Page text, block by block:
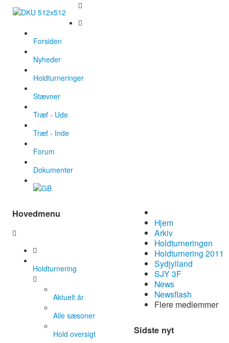
Forsiden
Nyheder
Holdturneringer
Stævner
Træf - Ude
Træf - Inde
Forum
Dokumenter
Hjem
Arkiv
Holdturneringen
Holdturnering 2011
Sydjylland
SJY 3F
News
Newsflash
Flere medlemmer
Sidste nyt
Hovedmenu
Holdturnering
Aktuelt år
Alle sæsoner
Hold oversigt